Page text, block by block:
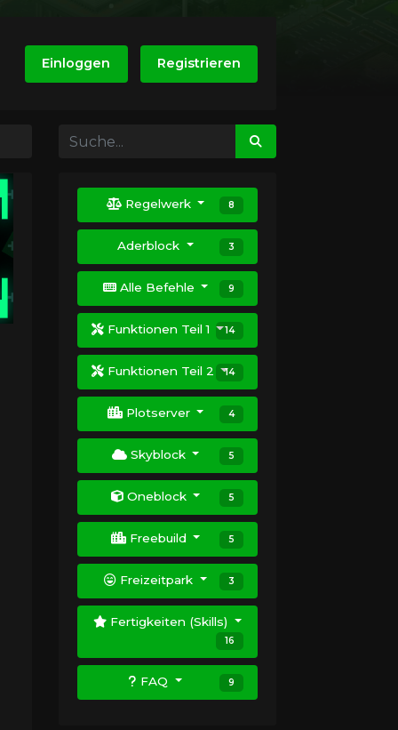
Einloggen Registrieren
Regelwerk 8
Aderblock 3
Alle Befehle 9
Funktionen Teil 1 14
Funktionen Teil 2 14
Plotserver 4
Skyblock 5
Oneblock 5
Freebuild 5
Freizeitpark 3
Fertigkeiten (Skills)
16
FAQ 9